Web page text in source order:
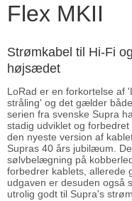
Flex MKII
Strømkabel til Hi-Fi
højsædet
LoRad er en forkortelse af
stråling' og det gælder
serien fra svenske Supra
stadig udviklet og
den nyeste version af
Supras 40 års jubilæum.
sølvbelægning på
forbedrer kablets, allerede
udgaven er desuden også
utrolig godt til Supra's